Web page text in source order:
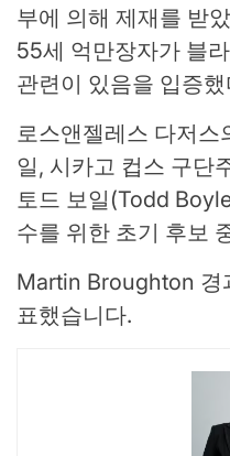
부에 의해 제재를 받
55세 억만장자가 블
관련이 있음을 입증
로스앤젤레스 다저스
일, 시카고 컵스 구단
토드 보일(Todd
수를 위한 초기 후보
Martin Broughton 경
표했습니다.